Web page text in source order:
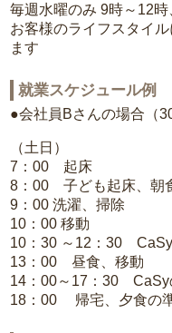
毎週水曜のみ 9時～12
お客様のライフスタイ
ます
就業スケジュール例
●会社員Bさんの場合（
（土日）
7：00 起床
8：00 子ども起床、朝
9：00 洗濯、掃除
10：00 移動
10：30 ～12：30
13：00 昼食、移動
14：00～17：30 CaSy
18：00 帰宅、夕食の